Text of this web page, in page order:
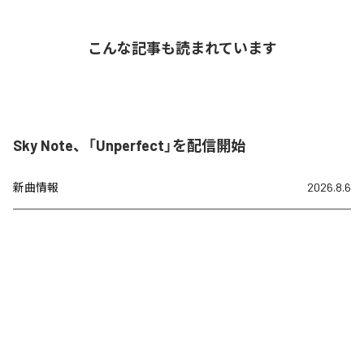
こんな記事も読まれています
Sky Note、「Unperfect」を配信開始
新曲情報 2026.8.6